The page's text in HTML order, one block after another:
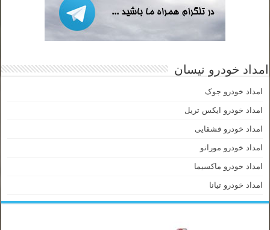
امداد خودرو نیسان
امداد خودرو جوک
امداد خودرو ایکس تریل
امداد خودرو قشقایی
امداد خودرو مورانو
امداد خودرو ماکسیما
امداد خودرو تیانا